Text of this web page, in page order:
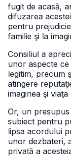
fugit de acasă,
difuzarea
pentru
familie şi la
Consiliul a
unor aspecte
legitim, precum
atingere
imaginea şi
Or, un
subiect pentru
lipsa acordului
unor dezbateri,
privată a